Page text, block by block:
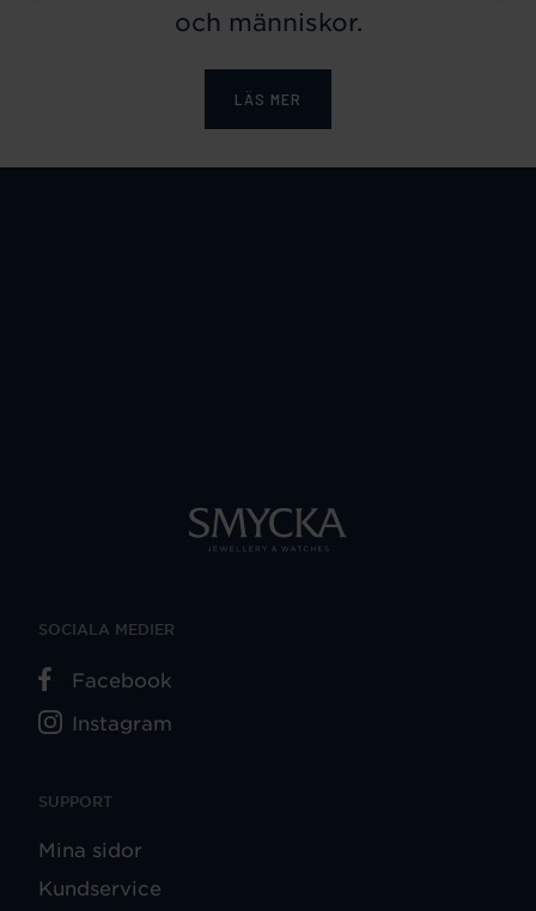
och människor.
LÄS MER
SUPPORT
Mina sidor
Kundservice
SOCIALA MEDIER
Facebook
Instagram